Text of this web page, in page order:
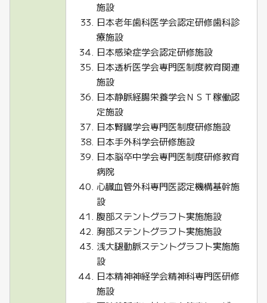
施設
日本老年歯科医学会認定研修歯科診
療施設
日本感染症学会認定研修施設
日本透析医学会専門医制度教育関連
施設
日本静脈経腸栄養学会ＮＳＴ稼働認
定施設
日本腎臓学会専門医制度研修施設
日本手外科学会研修施設
日本脳卒中学会専門医制度研修教育
病院
心臓血管外科専門医認定機構基幹施
設
腹部ステントグラフト実施施設
胸部ステントグラフト実施施設
浅大腿動脈ステントグラフト実施施
設
日本精神神経学会精神科専門医研修
施設